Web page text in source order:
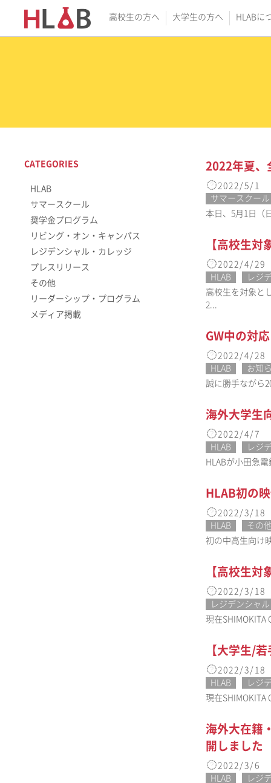
高校生の方へ 大学生の方へ HLABに
2022年夏、
2022/5/1
サマースクール
本日、5月1日（
【高校生
2022/4/29
HLAB
レジ
高校生を対象と
2...
GW中の対
2022/4/28
HLAB
お知
誠に勝手ながら
海外大学生
2022/4/7
HLAB
レジ
HLABが小田急
HLAB初の
2022/3/18
HLAB
その
初の中高生向け
【高校生
2022/3/18
レジデンシャ
現在SHIMOKITA
【大学生/
2022/3/18
HLAB
レジ
現在SHIMOKITA
海外大在籍
開しました
2022/3/6
HLAB
レジ
CATEGORIES
HLAB
サマースクール
奨学金プログラム
リビング・オン・キャンパス
レジデンシャル・カレッジ
プレスリリース
その他
リーダーシップ・プログラム
メディア掲載